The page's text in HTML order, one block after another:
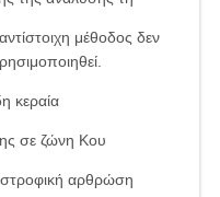
μέθοδος δεν
κεραία
σε ζώνη Κου
αρθρώση